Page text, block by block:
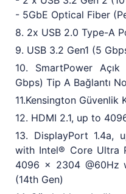
- 5GbE Optical Fiber
8. 2x USB 2.0 Type-A
9. USB 3.2 Gen1 (5
10. SmartPower
Gbps) Tip A Bağlantı
11.Kensington Güvenlik
12. HDMI 2.1, up to
13. DisplayPort 1.4a,
with Intel® Core Ultra
4096 x 2304 @60Hz
(14th Gen)